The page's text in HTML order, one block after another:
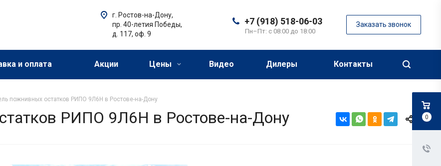
+7 (918) 518-06-03
Пн–Пт: с 08:00 до 18:00
Заказать звонок
г. Ростов-на-Дону,
пр. 40-летия Победы,
д. 117, оф. 9
и оплата Акции Цены Видео Дилеры Контакты
пожнивных остатков РИПО 9Л6Н в Ростове-на-Дону
РИПО 9Л6Н в Ростове-на-Дону 0